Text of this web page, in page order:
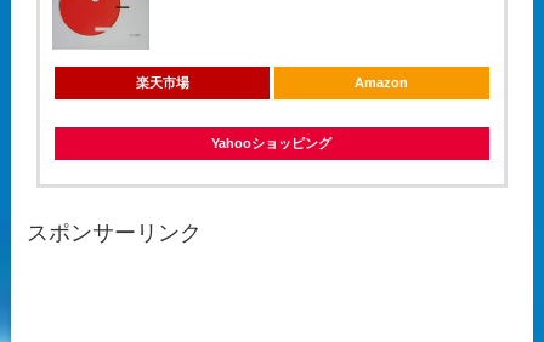
楽天市場 Amazon
Yahooショッピング
スポンサーリンク